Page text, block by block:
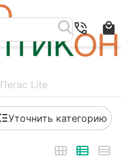
Пегас Lite
Уточнить категорию